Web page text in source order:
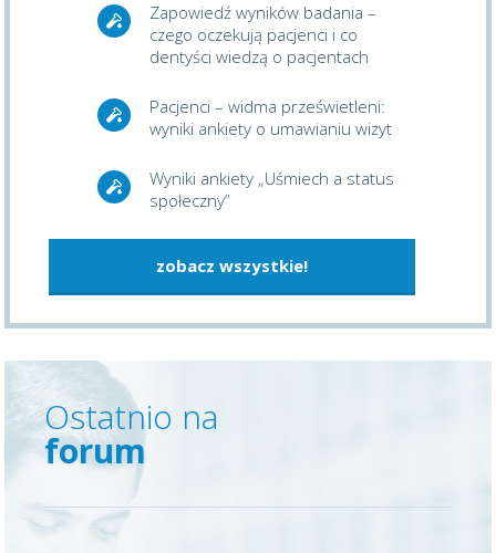
Zapowiedź wyników badania –
czego oczekują pacjenci i co
dentyści wiedzą o pacjentach
Pacjenci – widma prześwietleni:
wyniki ankiety o umawianiu wizyt
Wyniki ankiety „Uśmiech a status
społeczny”
zobacz wszystkie!
Ostatnio na
forum